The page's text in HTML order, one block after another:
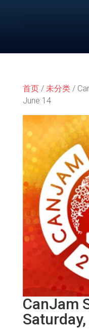
首页/ 未分类/
June 14
CanJam